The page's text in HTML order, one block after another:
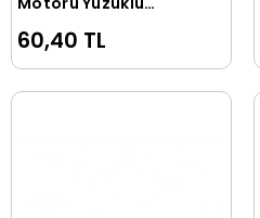
60,40 TL